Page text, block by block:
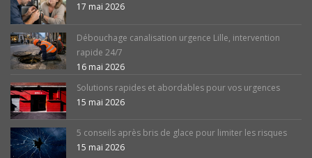
17 mai 2026
Débouchage canalisation urgence Lille, intervention
rapide 24/7
16 mai 2026
Solutions rapides et abordables pour vos urgences
15 mai 2026
5 conseils après bris de glace pour limiter les risques
15 mai 2026